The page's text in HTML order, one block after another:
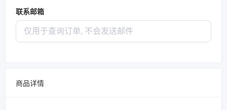
联系邮箱
商品详情